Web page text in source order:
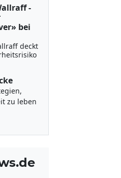
-
bei
deckt
zu leben